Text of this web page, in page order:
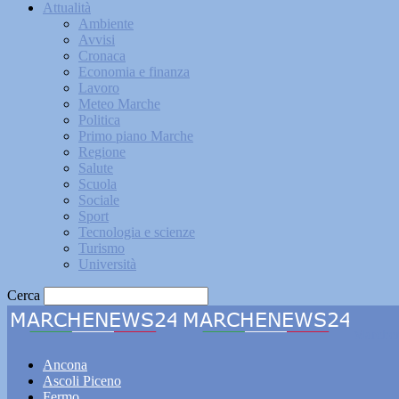
Attualità
Ambiente
Avvisi
Cronaca
Economia e finanza
Lavoro
Meteo Marche
Politica
Primo piano Marche
Regione
Salute
Scuola
Sociale
Sport
Tecnologia e scienze
Turismo
Università
Cerca
Ancona
Ascoli Piceno